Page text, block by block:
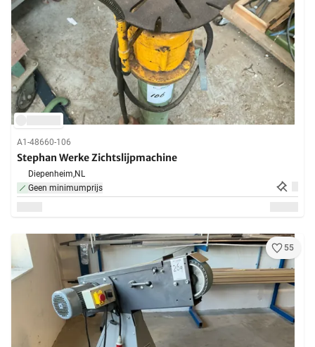
A1-48660-106
Stephan Werke Zichtslijpmachine
Diepenheim,NL
Geen minimumprijs
55